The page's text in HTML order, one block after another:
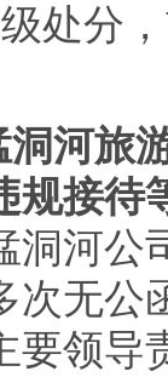
处分
洞河旅
规接待
洞河公
次无公
要领导